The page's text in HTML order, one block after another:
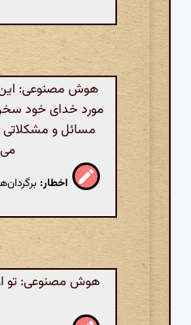
هوش مصنوعی: این
مورد خدای خود سخن
مسائل و مشکلاتی
اخطار:
هوش مصنوعی: تو